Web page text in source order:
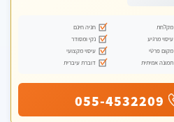
מקלחת
חניה חינם
עיסוי מרגיע
נקי ומסודר
מקום פרטי
עיסוי מקצועי
תמונה אמיתית
דוברת עיברית
055-4532209